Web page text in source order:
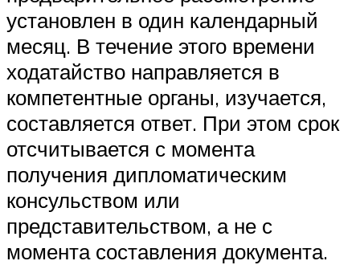
установлен в один календарный
месяц. В течение этого времени
ходатайство направляется в
компетентные органы, изучается,
составляется ответ. При этом срок
отсчитывается с момента
получения дипломатическим
консульством или
представительством, а не с
момента составления документа.